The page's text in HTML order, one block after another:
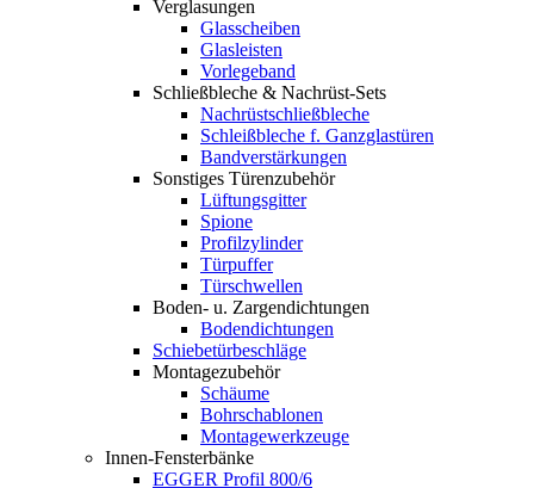
Verglasungen
Glasscheiben
Glasleisten
Vorlegeband
Schließbleche & Nachrüst-Sets
Nachrüstschließbleche
Schleißbleche f. Ganzglastüren
Bandverstärkungen
Sonstiges Türenzubehör
Lüftungsgitter
Spione
Profilzylinder
Türpuffer
Türschwellen
Boden- u. Zargendichtungen
Bodendichtungen
Schiebetürbeschläge
Montagezubehör
Schäume
Bohrschablonen
Montagewerkzeuge
Innen-Fensterbänke
EGGER Profil 800/6